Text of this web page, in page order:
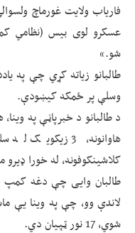
فاریاب ولایت غورماچ
عسکرو لوی بیس (نظامي
شو.»
وسلې پر ځمکه کیښودې.
هاوانونه، 3
کلاشینکوفونه، له خورا
شوي، 17 نور ټپیان دي.